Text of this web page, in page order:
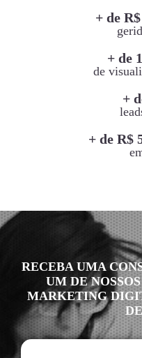
+ de
+ de
de
+
+ de R$
RECEBA UMA
UM DE
MARKETING